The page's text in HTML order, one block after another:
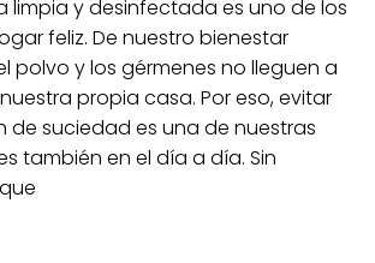
limpia y desinfectada es uno de los
feliz. De nuestro bienestar
polvo y los gérmenes no lleguen a
propia casa. Por eso, evitar
de suciedad es una de nuestras
también en el día a día. Sin